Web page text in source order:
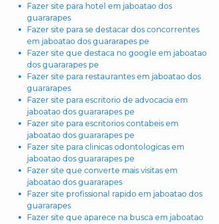
Fazer site para hotel em jaboatao dos
guararapes
Fazer site para se destacar dos concorrentes
em jaboatao dos guararapes pe
Fazer site que destaca no google em jaboatao
dos guararapes pe
Fazer site para restaurantes em jaboatao dos
guararapes
Fazer site para escritorio de advocacia em
jaboatao dos guararapes pe
Fazer site para escritorios contabeis em
jaboatao dos guararapes pe
Fazer site para clinicas odontologicas em
jaboatao dos guararapes pe
Fazer site que converte mais visitas em
jaboatao dos guararapes
Fazer site profissional rapido em jaboatao dos
guararapes
Fazer site que aparece na busca em jaboatao